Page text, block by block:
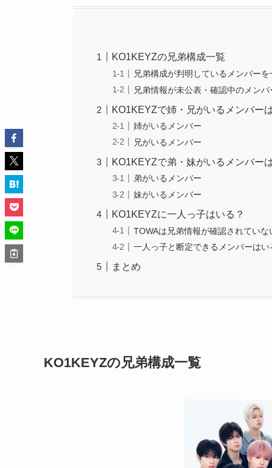
KO1KEYZの兄弟構成一覧
兄弟構成が判明しているメンバー
兄弟情報が未公表・確認中のメン
KO1KEYZで姉・兄がいるメンバー
姉がいるメンバー
兄がいるメンバー
KO1KEYZで弟・妹がいるメンバー
弟がいるメンバー
妹がいるメンバー
KO1KEYZに一人っ子はいる？
TOWAは兄弟情報が確認されていな
一人っ子と断定できるメンバーはい
まとめ
KO1KEYZの兄弟構成一覧